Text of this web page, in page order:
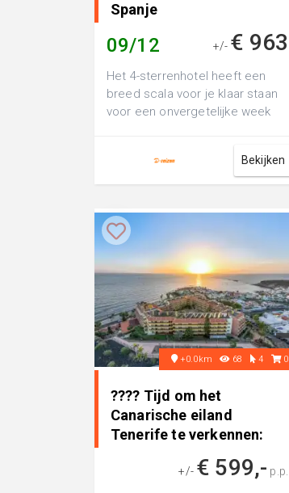
Spanje
09/12 +/- € 963
Het 4-sterrenhotel heeft een
breed scala voor je klaar staan
voor een onvergetelijke week
Bekijken
+0.0km 68 4 0
???? Tijd om het
Canarische eiland
Tenerife te verkennen:
+/- € 599,- p.p.